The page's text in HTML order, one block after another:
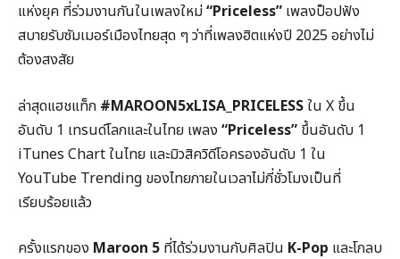
แห่งยุค ที่ร่วมงานกันในเพลงใหม่“Priceless” เพลงป็อปฟัง
สบายรับซัมเมอร์เมืองไทยสุด ๆ ว่าที่เพลงฮิตแห่งปี 2025 อย่างไม่
ต้องสงสัย
ล่าสุดแฮชแท็ก #MAROON5xLISA_PRICELESSใน X ขึ้น
อันดับ 1 เทรนด์โลกและในไทย เพลง “Priceless” ขึ้นอันดับ 1
iTunes Chart ในไทย และมิวสิควิดีโอครองอันดับ 1 ใน
YouTube Trending ของไทยภายในเวลาไม่กี่ชั่วโมงเป็นที่
เรียบร้อยแล้ว
ครั้งแรกของ Maroon 5 ที่ได้ร่วมงานกับศิลปิน K-Pop และโกลบ